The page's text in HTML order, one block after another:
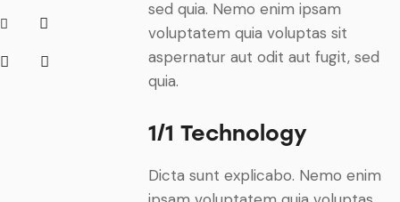
sed quia. Nemo enim ipsam
voluptatem quia voluptas sit
aspernatur aut odit aut fugit, sed
quia.
1/1 Technology
Dicta sunt explicabo. Nemo enim